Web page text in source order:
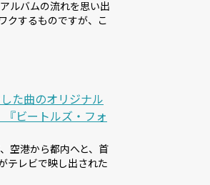
ルバムの流れを思い出
クするものですが、こ
た曲のオリジナル
ビートルズ・フォ
空港から都内へと、首
テレビで映し出された